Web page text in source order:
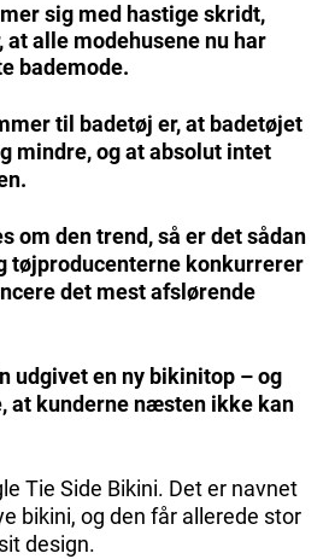
sig med hastige skridt,
at alle modehusene nu har
bademode.
til badetøj er, at badetøjet
mindre, og at absolut intet
om den trend, så er det sådan
tøjproducenterne konkurrerer
det mest afslørende
udgivet en ny bikinitop – og
at kunderne næsten ikke kan
Tie Side Bikini. Det er navnet
bikini, og den får allerede stor
design.